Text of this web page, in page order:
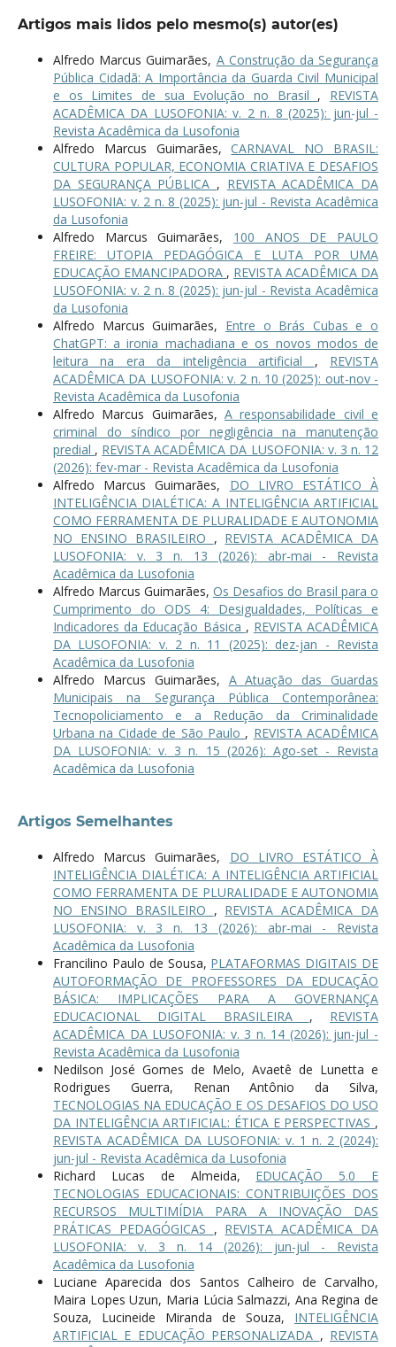
Artigos mais lidos pelo mesmo(s) autor(es)
Alfredo Marcus Guimarães, A Construção da Segurança
Pública Cidadã: A Importância da Guarda Civil Municipal
e os Limites de sua Evolução no Brasil , REVISTA
ACADÊMICA DA LUSOFONIA: v. 2 n. 8 (2025): jun-jul -
Revista Acadêmica da Lusofonia
Alfredo Marcus Guimarães,CARNAVAL NO BRASIL:
CULTURA POPULAR, ECONOMIA CRIATIVA E DESAFIOS
DA SEGURANÇA PÚBLICA , REVISTA ACADÊMICA DA
LUSOFONIA: v. 2 n. 8 (2025): jun-jul - Revista Acadêmica
da Lusofonia
Alfredo Marcus Guimarães, 100 ANOS DE PAULO
FREIRE: UTOPIA PEDAGÓGICA E LUTA POR UMA
EDUCAÇÃO EMANCIPADORA , REVISTA ACADÊMICA DA
LUSOFONIA: v. 2 n. 8 (2025): jun-jul - Revista Acadêmica
da Lusofonia
Alfredo Marcus Guimarães, Entre o Brás Cubas e o
ChatGPT: a ironia machadiana e os novos modos de
leitura na era da inteligência artificial , REVISTA
ACADÊMICA DA LUSOFONIA: v. 2 n. 10 (2025): out-nov -
Revista Acadêmica da Lusofonia
Alfredo Marcus Guimarães, A responsabilidade civil e
criminal do síndico por negligência na manutenção
predial , REVISTA ACADÊMICA DA LUSOFONIA: v. 3 n. 12
(2026): fev-mar - Revista Acadêmica da Lusofonia
Alfredo Marcus Guimarães, DO LIVRO ESTÁTICO À
INTELIGÊNCIA DIALÉTICA: A INTELIGÊNCIA ARTIFICIAL
COMO FERRAMENTA DE PLURALIDADE E AUTONOMIA
NO ENSINO BRASILEIRO , REVISTA ACADÊMICA DA
LUSOFONIA: v. 3 n. 13 (2026): abr-mai - Revista
Acadêmica da Lusofonia
Alfredo Marcus Guimarães, Os Desafios do Brasil para o
Cumprimento do ODS 4: Desigualdades, Políticas e
Indicadores da Educação Básica , REVISTA ACADÊMICA
DA LUSOFONIA: v. 2 n. 11 (2025): dez-jan - Revista
Acadêmica da Lusofonia
Alfredo Marcus Guimarães, A Atuação das Guardas
Municipais na Segurança Pública Contemporânea:
Tecnopoliciamento e a Redução da Criminalidade
Urbana na Cidade de São Paulo , REVISTA ACADÊMICA
DA LUSOFONIA: v. 3 n. 15 (2026): Ago-set - Revista
Acadêmica da Lusofonia
Artigos Semelhantes
Alfredo Marcus Guimarães, DO LIVRO ESTÁTICO À
INTELIGÊNCIA DIALÉTICA: A INTELIGÊNCIA ARTIFICIAL
COMO FERRAMENTA DE PLURALIDADE E AUTONOMIA
NO ENSINO BRASILEIRO , REVISTA ACADÊMICA DA
LUSOFONIA: v. 3 n. 13 (2026): abr-mai - Revista
Acadêmica da Lusofonia
Francilino Paulo de Sousa, PLATAFORMAS DIGITAIS DE
AUTOFORMAÇÃO DE PROFESSORES DA EDUCAÇÃO
BÁSICA: IMPLICAÇÕES PARA A GOVERNANÇA
EDUCACIONAL DIGITAL BRASILEIRA , REVISTA
ACADÊMICA DA LUSOFONIA: v. 3 n. 14 (2026): jun-jul -
Revista Acadêmica da Lusofonia
Nedilson José Gomes de Melo, Avaetê de Lunetta e
Rodrigues Guerra, Renan Antônio da Silva,
TECNOLOGIAS NA EDUCAÇÃO E OS DESAFIOS DO USO
DA INTELIGÊNCIA ARTIFICIAL: ÉTICA E PERSPECTIVAS ,
REVISTA ACADÊMICA DA LUSOFONIA: v. 1 n. 2 (2024):
jun-jul - Revista Acadêmica da Lusofonia
Richard Lucas de Almeida, EDUCAÇÃO 5.0 E
TECNOLOGIAS EDUCACIONAIS: CONTRIBUIÇÕES DOS
RECURSOS MULTIMÍDIA PARA A INOVAÇÃO DAS
PRÁTICAS PEDAGÓGICAS , REVISTA ACADÊMICA DA
LUSOFONIA: v. 3 n. 14 (2026): jun-jul - Revista
Acadêmica da Lusofonia
Luciane Aparecida dos Santos Calheiro de Carvalho,
Maira Lopes Uzun, Maria Lúcia Salmazzi, Ana Regina de
Souza, Lucineide Miranda de Souza, INTELIGÊNCIA
ARTIFICIAL E EDUCAÇÃO PERSONALIZADA , REVISTA